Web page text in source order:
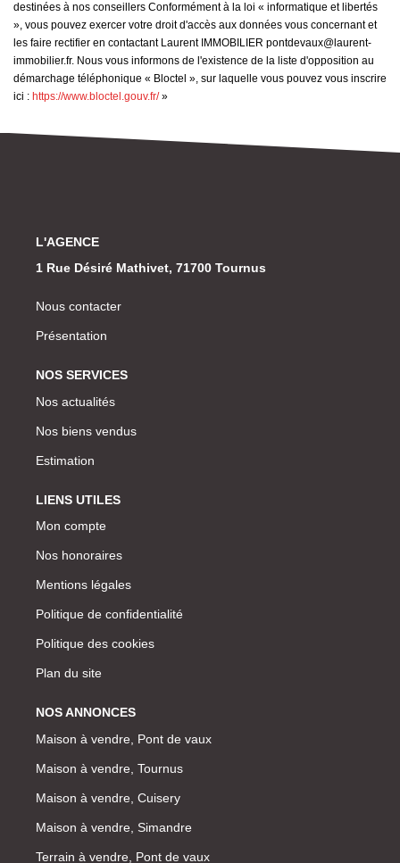
destinées à nos conseillers Conformément à la loi « informatique et libertés
», vous pouvez exercer votre droit d'accès aux données vous concernant et
les faire rectifier en contactant Laurent IMMOBILIER pontdevaux@laurent-
immobilier.fr. Nous vous informons de l'existence de la liste d'opposition au
démarchage téléphonique « Bloctel », sur laquelle vous pouvez vous inscrire
ici : https://www.bloctel.gouv.fr/»
L'AGENCE
1 Rue Désiré Mathivet, 71700 Tournus
Nous contacter
Présentation
NOS SERVICES
Nos actualités
Nos biens vendus
Estimation
LIENS UTILES
Mon compte
Nos honoraires
Mentions légales
Politique de confidentialité
Politique des cookies
Plan du site
NOS ANNONCES
Maison à vendre, Pont de vaux
Maison à vendre, Tournus
Maison à vendre, Cuisery
Maison à vendre, Simandre
Terrain à vendre, Pont de vaux